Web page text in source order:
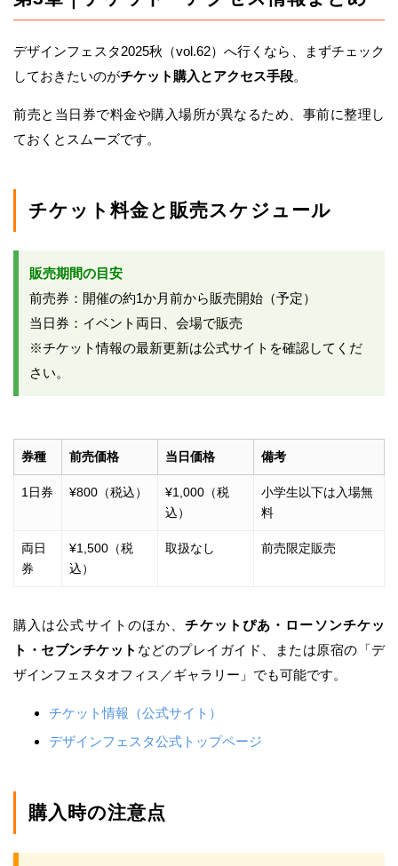
デザインフェスタ2025秋（vol.62）へ行くなら、まずチェック
しておきたいのがチケット購入とアクセス手段。
前売と当日券で料金や購入場所が異なるため、事前に整理し
ておくとスムーズです。
チケット料金と販売スケジュール
販売期間の目安
前売券：開催の約1か月前から販売開始（予定）
当日券：イベント両日、会場で販売
※チケット情報の最新更新は公式サイトを確認してくだ
さい。
券種 前売価格 当日価格 備考
1日券 ¥800（税込）
¥1,000（税
込）
小学生以下は入場無
料
両日
券
¥1,500（税
込）
取扱なし 前売限定販売
購入は公式サイトのほか、チケットぴあ・ローソンチケッ
ト・セブンチケット などのプレイガイド、または原宿の「デ
ザインフェスタオフィス／ギャラリー」でも可能です。
チケット情報（公式サイト）
デザインフェスタ公式トップページ
購入時の注意点